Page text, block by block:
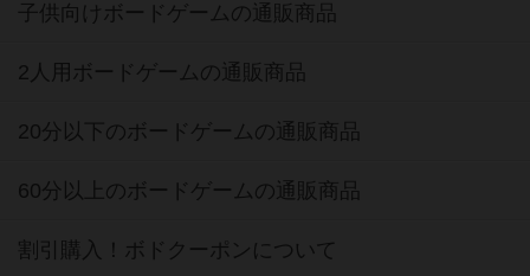
子供向けボードゲームの通販商品
2人用ボードゲームの通販商品
20分以下のボードゲームの通販商品
60分以上のボードゲームの通販商品
割引購入！ボドクーポンについて